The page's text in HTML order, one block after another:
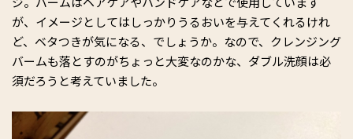
が、イメージとしてはしっかりうるおいを与えてくれるけれ
ど、ベタつきが気になる、でしょうか。なので、クレンジング
バームも落とすのがちょっと大変なのかな、ダブル洗顔は必
須だろうと考えていました。